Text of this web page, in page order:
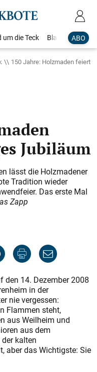
ABO
um die Teck Blaulicht
150 Jahre: Holzmaden feiert
Jubiläum
lässt die Holzmadener
Tradition wieder
Das erste Mal
Zapp
den 14. Dezember 2008
in der
nie vergessen:
Flammen steht,
aus Weilheim und
aus dem
kalten
aber das Wichtigste: Sie